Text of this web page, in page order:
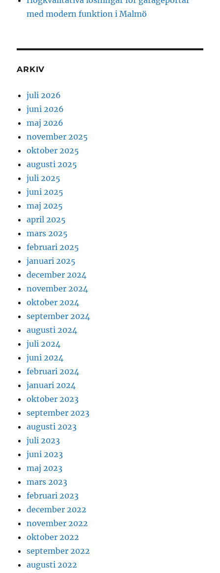
med modern funktion i Malmö
ARKIV
juli 2026
juni 2026
maj 2026
november 2025
oktober 2025
augusti 2025
juli 2025
juni 2025
maj 2025
april 2025
mars 2025
februari 2025
januari 2025
december 2024
november 2024
oktober 2024
september 2024
augusti 2024
juli 2024
juni 2024
februari 2024
januari 2024
oktober 2023
september 2023
augusti 2023
juli 2023
juni 2023
maj 2023
mars 2023
februari 2023
december 2022
november 2022
oktober 2022
september 2022
augusti 2022